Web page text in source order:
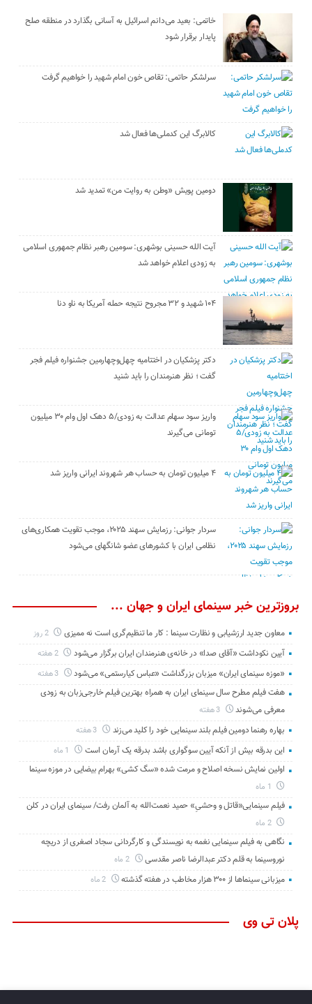
خاتمی: بعید می‌دانم اسرائیل به آسانی بگذارد در منطقه صلح
پایدار برقرار شود
سرلشکر حاتمی: تقاص خون امام شهید را خواهیم گرفت
کالابرگ این کدملی‌ها فعال شد
دومین پویش «وطن به روایت من» تمدید شد
آیت الله حسینی بوشهری: سومین رهبر نظام جمهوری اسلامی
به زودی اعلام خواهد شد
۱۰۴ شهید و ۳۲ مجروح نتیجه حمله آمریکا به ناو دنا
دکتر پزشکیان در اختتامیه چهل‌وچهارمین جشنواره فیلم فجر
گفت ؛ نظر هنرمندان را باید شنید
واریز سود سهام عدالت به زودی/۵ دهک اول وام ۳۰ میلیون
تومانی می‌گیرند
۴ میلیون تومان به حساب هر شهروند ایرانی واریز شد
سردار جوانی: رزمایش سهند ۲۰۲۵، موجب تقویت همکاری‌های
نظامی ایران با کشور‌های عضو شانگهای می‌شود
بروزترین خبر سینمای ایران و جهان ...
معاون جدید ارزشیابی و نظارت سینما : کار ما تنظیم‌گری است نه ممیزی 2 روز
آیین نکوداشت «آقای صدا» در خانه‌ی هنرمندان ایران برگزار می‌شود 2 هفته
«موزه سینمای ایران» میزبان بزرگداشت «عباس کیارستمی» می‌شود 3 هفته
هفت فیلم مطرح سال سینمای ایران به همراه بهترین فیلم خارجی‌زبان به زودی
معرفی می‌شوند
3 هفته
بهاره رهنما دومین فیلم بلند سینمایی خود را کلید می‌زند
این بدرقه بیش از آنکه آیین سوگواری باشد بدرقه یک آرمان است
اولین نمایش نسخه اصلاح و مرمت شده «سگ کشی» بهرام بیضایی در موزه سینما
فیلم سینمایی«قاتل و وحشیِ» حمید نعمت‌الله به آلمان رفت/ سینمای ایران در کلن
2 ماه
نگاهی به فیلم سینمایی نغمه به نویسندگی و کارگردانی سجاد اصغری از دریچه
نوروسینما به قلم دکتر عبدالرضا ناصر مقدسی
2 ماه
میزبانی سینماها از ۳۰۰ هزار مخاطب در هفته گذشته 2 ماه
پلان تی وی